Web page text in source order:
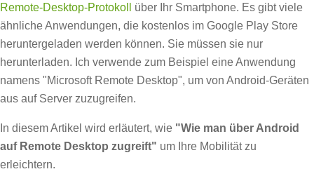
Remote-Desktop-Protokoll
über Ihr Smartphone. Es gibt viele
ähnliche Anwendungen, die kostenlos im Google Play Store
heruntergeladen werden können. Sie müssen sie nur
herunterladen. Ich verwende zum Beispiel eine Anwendung
namens "Microsoft Remote Desktop", um von Android-Geräten
aus auf Server zuzugreifen.
In diesem Artikel wird erläutert, wie "Wie man über Android
auf Remote Desktop zugreift" um Ihre Mobilität zu
erleichtern.